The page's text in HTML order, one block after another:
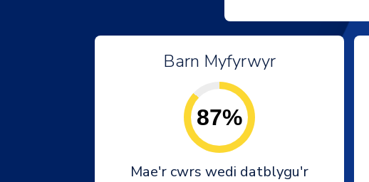
Barn Myfyrwyr
87%
Mae'r cwrs wedi datblygu'r